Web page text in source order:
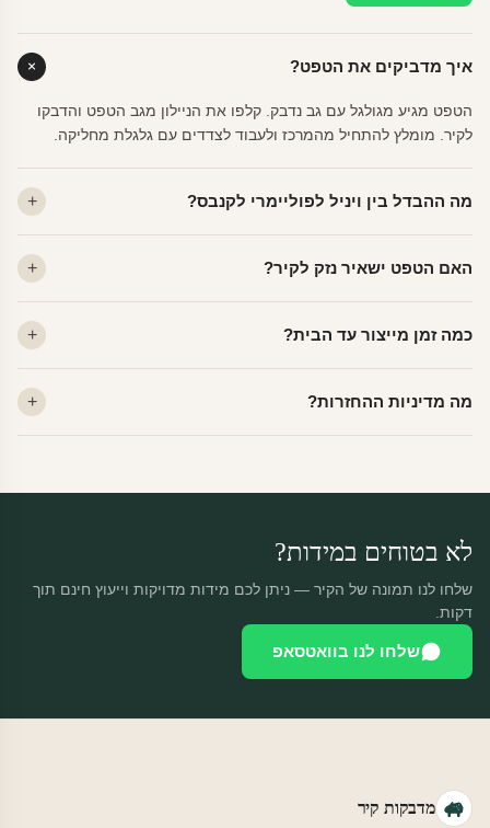
איך מדביקים את הטפט?
הטפט מגיע מגולגל עם גב נדבק. קלפו את הניילון מגב הטפט והדבקו
לקיר. מומלץ להתחיל מהמרכז ולעבוד לצדדים עם גלגלת מחליקה.
מה ההבדל בין ויניל לפוליימרי לקנבס?
פרמיום. קנבס — בד אמנותי יוקרתי, מט.
האם הטפט ישאיר נזק לקיר?
מתאים לקיר מטויח, גבס, קרמיקה וזכוכית.
כמה זמן מייצור עד הבית?
יוצאות באותו יום.
מה מדיניות ההחזרות?
לא בטוחים במידות?
שלחו לנו תמונה של הקיר — ניתן לכם מידות מדויקות וייעוץ חינם תוך
דקות.
שלחו לנו בוואטסאפ
מדבקות קיר